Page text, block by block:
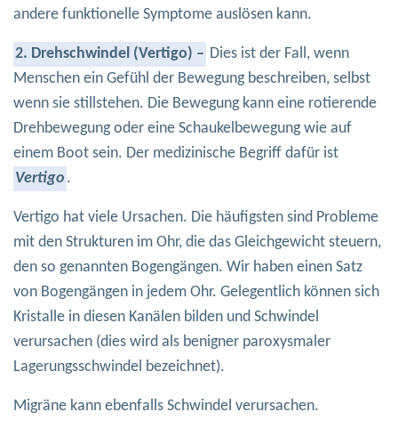
andere funktionelle Symptome auslösen kann.
2. Drehschwindel (Vertigo) – Dies ist der Fall, wenn
Menschen ein Gefühl der Bewegung beschreiben, selbst
wenn sie stillstehen. Die Bewegung kann eine rotierende
Drehbewegung oder eine Schaukelbewegung wie auf
einem Boot sein. Der medizinische Begriff dafür ist
Vertigo .
Vertigo hat viele Ursachen. Die häufigsten sind Probleme
mit den Strukturen im Ohr, die das Gleichgewicht steuern,
den so genannten Bogengängen. Wir haben einen Satz
von Bogengängen in jedem Ohr. Gelegentlich können sich
Kristalle in diesen Kanälen bilden und Schwindel
verursachen (dies wird als benigner paroxysmaler
Lagerungsschwindel bezeichnet).
Migräne kann ebenfalls Schwindel verursachen.